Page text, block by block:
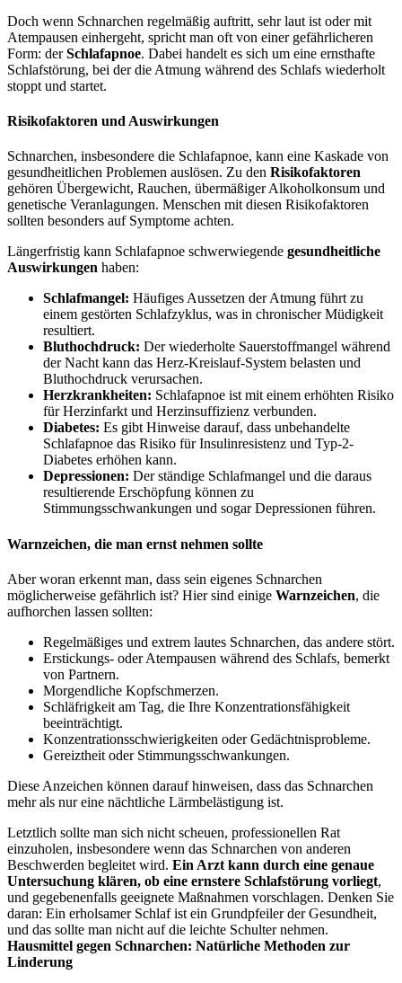
Doch wenn Schnarchen regelmäßig auftritt, sehr laut ist oder mit
Atempausen einhergeht, spricht man oft von einer gefährlicheren
Form: derSchlafapnoe. Dabei handelt es sich um eine ernsthafte
Schlafstörung, bei der die Atmung während des Schlafs wiederholt
stoppt und startet.
Risikofaktoren und Auswirkungen
Schnarchen, insbesondere die Schlafapnoe, kann eine Kaskade von
gesundheitlichen Problemen auslösen. Zu den Risikofaktoren
gehören Übergewicht, Rauchen, übermäßiger Alkoholkonsum und
genetische Veranlagungen. Menschen mit diesen Risikofaktoren
sollten besonders auf Symptome achten.
Längerfristig kann Schlafapnoe schwerwiegende gesundheitliche
Auswirkungen haben:
Schlafmangel: Häufiges Aussetzen der Atmung führt zu
einem gestörten Schlafzyklus, was in chronischer Müdigkeit
resultiert.
Bluthochdruck: Der wiederholte Sauerstoffmangel während
der Nacht kann das Herz-Kreislauf-System belasten und
Bluthochdruck verursachen.
Herzkrankheiten: Schlafapnoe ist mit einem erhöhten Risiko
für Herzinfarkt und Herzinsuffizienz verbunden.
Diabetes: Es gibt Hinweise darauf, dass unbehandelte
Schlafapnoe das Risiko für Insulinresistenz und Typ-2-
Diabetes erhöhen kann.
Depressionen: Der ständige Schlafmangel und die daraus
resultierende Erschöpfung können zu
Stimmungsschwankungen und sogar Depressionen führen.
Warnzeichen, die man ernst nehmen sollte
Aber woran erkennt man, dass sein eigenes Schnarchen
möglicherweise gefährlich ist? Hier sind einige Warnzeichen, die
aufhorchen lassen sollten:
Regelmäßiges und extrem lautes Schnarchen, das andere stört.
Erstickungs- oder Atempausen während des Schlafs, bemerkt
von Partnern.
Morgendliche Kopfschmerzen.
Schläfrigkeit am Tag, die Ihre Konzentrationsfähigkeit
beeinträchtigt.
Konzentrationsschwierigkeiten oder Gedächtnisprobleme.
Gereiztheit oder Stimmungsschwankungen.
Diese Anzeichen können darauf hinweisen, dass das Schnarchen
mehr als nur eine nächtliche Lärmbelästigung ist.
Letztlich sollte man sich nicht scheuen, professionellen Rat
einzuholen, insbesondere wenn das Schnarchen von anderen
Beschwerden begleitet wird. Ein Arzt kann durch eine genaue
Untersuchung klären, ob eine ernstere Schlafstörung vorliegt,
und gegebenenfalls geeignete Maßnahmen vorschlagen. Denken Sie
daran: Ein erholsamer Schlaf ist ein Grundpfeiler der Gesundheit,
und das sollte man nicht auf die leichte Schulter nehmen.
Hausmittel gegen Schnarchen: Natürliche Methoden zur
Linderung